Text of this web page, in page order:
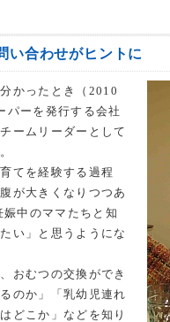
い合わせがヒントに
かったとき（2010
パーを発行する会社
ームリーダーとして
てを経験する過程
が大きくなりつつあ
中のママたちと知
い」と思うようにな
おむつの交換ができ
のか」「乳幼児連れ
どこか」などを知り